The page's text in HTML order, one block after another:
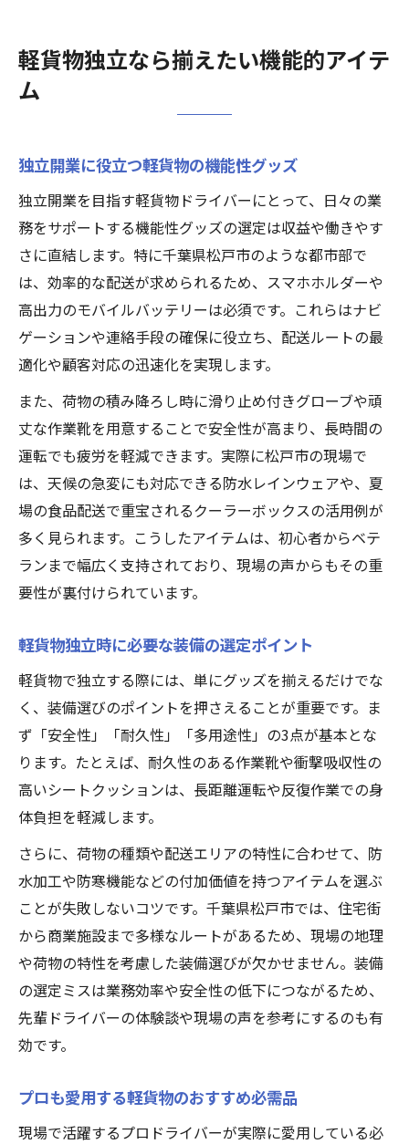
軽貨物独立なら揃えたい機能的アイテ
ム
独立開業に役立つ軽貨物の機能性グッズ
独立開業を目指す軽貨物ドライバーにとって、日々の業
務をサポートする機能性グッズの選定は収益や働きやす
さに直結します。特に千葉県松戸市のような都市部で
は、効率的な配送が求められるため、スマホホルダーや
高出力のモバイルバッテリーは必須です。これらはナビ
ゲーションや連絡手段の確保に役立ち、配送ルートの最
適化や顧客対応の迅速化を実現します。
また、荷物の積み降ろし時に滑り止め付きグローブや頑
丈な作業靴を用意することで安全性が高まり、長時間の
運転でも疲労を軽減できます。実際に松戸市の現場で
は、天候の急変にも対応できる防水レインウェアや、夏
場の食品配送で重宝されるクーラーボックスの活用例が
多く見られます。こうしたアイテムは、初心者からベテ
ランまで幅広く支持されており、現場の声からもその重
要性が裏付けられています。
軽貨物独立時に必要な装備の選定ポイント
軽貨物で独立する際には、単にグッズを揃えるだけでな
く、装備選びのポイントを押さえることが重要です。ま
ず「安全性」「耐久性」「多用途性」の3点が基本とな
ります。たとえば、耐久性のある作業靴や衝撃吸収性の
高いシートクッションは、長距離運転や反復作業での身
体負担を軽減します。
さらに、荷物の種類や配送エリアの特性に合わせて、防
水加工や防寒機能などの付加価値を持つアイテムを選ぶ
ことが失敗しないコツです。千葉県松戸市では、住宅街
から商業施設まで多様なルートがあるため、現場の地理
や荷物の特性を考慮した装備選びが欠かせません。装備
の選定ミスは業務効率や安全性の低下につながるため、
先輩ドライバーの体験談や現場の声を参考にするのも有
効です。
プロも愛用する軽貨物のおすすめ必需品
現場で活躍するプロドライバーが実際に愛用している必